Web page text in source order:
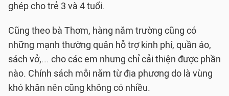
ghép cho trẻ 3 và 4 tuổi.
Cũng theo bà Thơm, hàng năm trường cũng có
những mạnh thường quân hỗ trợ kinh phí, quần áo,
sách vở,... cho các em nhưng chỉ cải thiện được phần
nào. Chính sách mỗi năm từ địa phương do là vùng
khó khăn nên cũng không có nhiều.